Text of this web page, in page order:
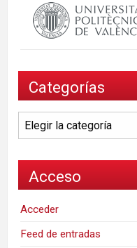
Categorías
Categorías
Acceso
Acceder
Feed de entradas